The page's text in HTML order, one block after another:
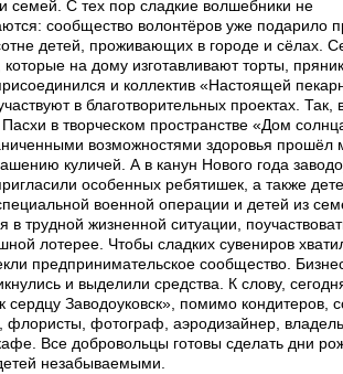
семей. С тех пор сладкие волшебники не
сообщество волонтёров уже подарило
детей, проживающих в городе и сёлах.
которые на дому изготавливают торты,
и коллектив «Настоящей
в благотворительных проектах. Так,
в творческом пространстве «Дом
возможностями здоровья прошёл
куличей. А в канун Нового года
особенных ребятишек, а также
военной операции и детей из
в трудной жизненной ситуации,
лотерее. Чтобы сладких сувениров
предпринимательское сообщество.
и выделили средства. К слову,
сердцу Заводоуковск», помимо кондитеров,
флористы, фотограф, аэродизайнер,
Все добровольцы готовы сделать дни
незабываемыми.